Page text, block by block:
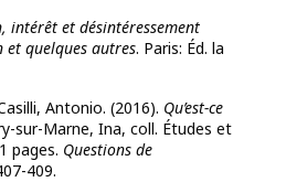
intérêt et désintéressement
et quelques autres. Paris: Éd. la
Antonio. (2016). Qu’est-ce
sur-Marne, Ina, coll. Études et
pages. Questions de
409.